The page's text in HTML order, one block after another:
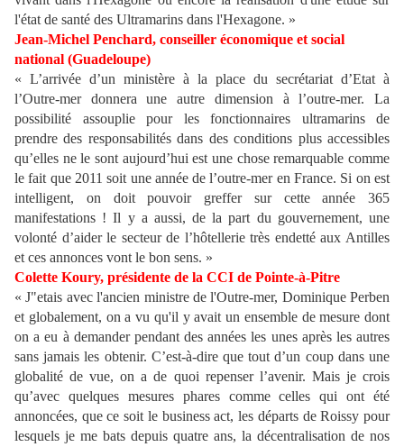
l'état de santé des Ultramarins dans l'Hexagone. »
Jean-Michel Penchard, conseiller économique et social
national (Guadeloupe)
« L’arrivée d’un ministère à la place du secrétariat d’Etat à
l’Outre-mer donnera une autre dimension à l’outre-mer. La
possibilité assouplie pour les fonctionnaires ultramarins de
prendre des responsabilités dans des conditions plus accessibles
qu’elles ne le sont aujourd’hui est une chose remarquable comme
le fait que 2011 soit une année de l’outre-mer en France. Si on est
intelligent, on doit pouvoir greffer sur cette année 365
manifestations ! Il y a aussi, de la part du gouvernement, une
volonté d’aider le secteur de l’hôtellerie très endetté aux Antilles
et ces annonces vont le bon sens. »
Colette Koury, présidente de la CCI de Pointe-à-Pitre
« J"etais avec l'ancien ministre de l'Outre-mer, Dominique Perben
et globalement, on a vu qu'il y avait un ensemble de mesure dont
on a eu à demander pendant des années les unes après les autres
sans jamais les obtenir. C’est-à-dire que tout d’un coup dans une
globalité de vue, on a de quoi repenser l’avenir. Mais je crois
qu’avec quelques mesures phares comme celles qui ont été
annoncées, que ce soit le business act, les départs de Roissy pour
lesquels je me bats depuis quatre ans, la décentralisation de nos